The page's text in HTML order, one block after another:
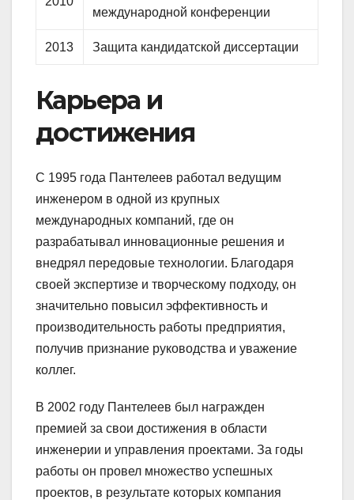
международной конференции
2013 Защита кандидатской диссертации
Карьера и
достижения
С 1995 года Пантелеев работал ведущим
инженером в одной из крупных
международных компаний, где он
разрабатывал инновационные решения и
внедрял передовые технологии. Благодаря
своей экспертизе и творческому подходу, он
значительно повысил эффективность и
производительность работы предприятия,
получив признание руководства и уважение
коллег.
В 2002 году Пантелеев был награжден
премией за свои достижения в области
инженерии и управления проектами. За годы
работы он провел множество успешных
проектов, в результате которых компания